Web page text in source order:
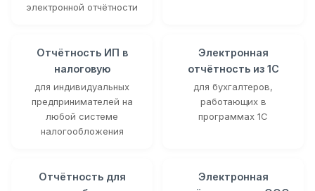
электронной отчётности
Отчётность ИП в
налоговую
для индивидуальных
предпринимателей на
любой системе
налогообложения
Электронная
отчётность из 1С
для бухгалтеров,
работающих в
программах 1С
Отчётность для
Электронная